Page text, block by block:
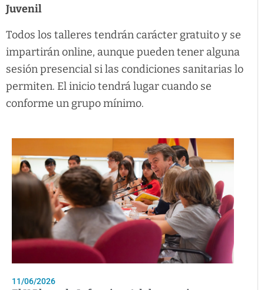
Juvenil
Todos los talleres tendrán carácter gratuito y se
impartirán online, aunque pueden tener alguna
sesión presencial si las condiciones sanitarias lo
permiten. El inicio tendrá lugar cuando se
conforme un grupo mínimo.
11/06/2026